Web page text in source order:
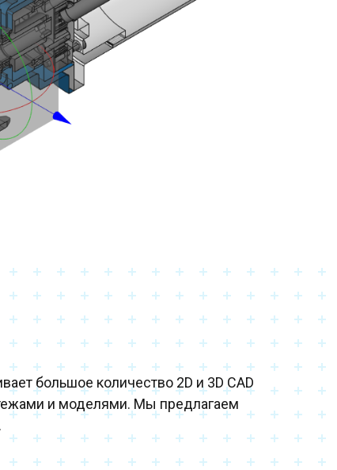
большое количество 2D и 3D CAD
и моделями. Мы предлагаем